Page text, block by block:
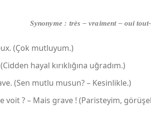
Synonyme : très – vraiment – oui
(Çok mutluyum.)
hayal kırıklığına uğradım.)
(Sen mutlu musun? – Kesinlikle.)
voit ? – Mais grave ! (Paristeyim,